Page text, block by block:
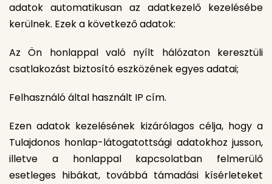
adatok automatikusan az adatkezelő kezelésébe
kerülnek. Ezek a következő adatok:
Az Ön honlappal való nyílt hálózaton keresztüli
csatlakozást biztosító eszközének egyes adatai;
Felhasználó által használt IP cím.
Ezen adatok kezelésének kizárólagos célja, hogy a
Tulajdonos honlap-látogatottsági adatokhoz jusson,
illetve a honlappal kapcsolatban felmerülő
esetleges hibákat, továbbá támadási kísérleteket